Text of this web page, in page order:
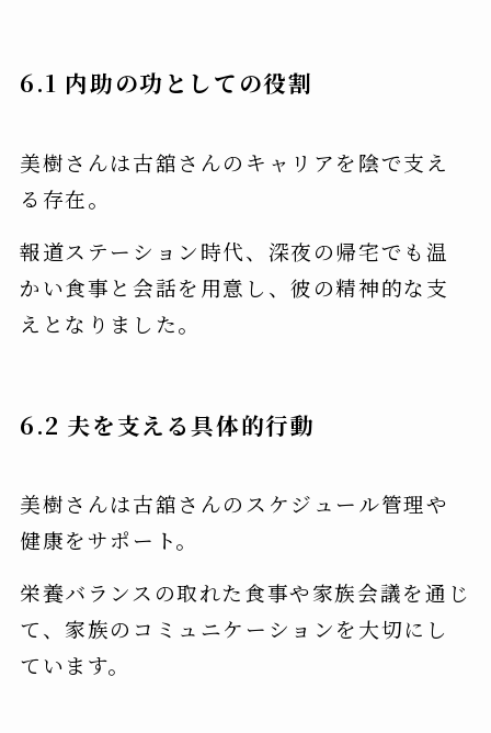
6.1 内助の功としての役割
美樹さんは古舘さんのキャリアを陰で支え
る存在。
報道ステーション時代、深夜の帰宅でも温
かい食事と会話を用意し、彼の精神的な支
えとなりました。
6.2 夫を支える具体的行動
美樹さんは古舘さんのスケジュール管理や
健康をサポート。
栄養バランスの取れた食事や家族会議を通じ
て、家族のコミュニケーションを大切にし
ています。